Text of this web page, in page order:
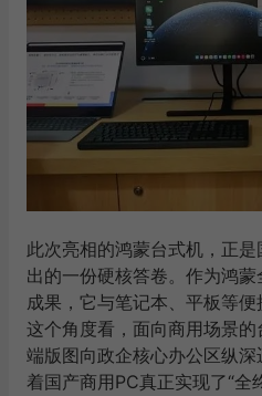
此次亮相的鸿蒙台式机，正
出的一份硬核答卷。作为鸿
成果，它与笔记本、平板等
这个角度看，面向商用场景
端版图向政企核心办公区纵
着国产商用PC真正实现了“全